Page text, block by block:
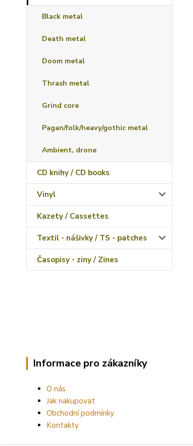
Black metal
Death metal
Doom metal
Thrash metal
Grind core
Pagan/folk/heavy/gothic metal
Ambient, drone
CD knihy / CD books
Vinyl
Kazety / Cassettes
Textil - nášivky / TS - patches
Časopisy - ziny / Zines
Informace pro zákazníky
O nás
Jak nakupovat
Obchodní podmínky
Kontakty